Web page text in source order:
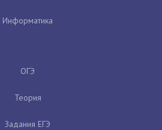
Информатика
ОГЭ
Теория
Задания ЕГЭ